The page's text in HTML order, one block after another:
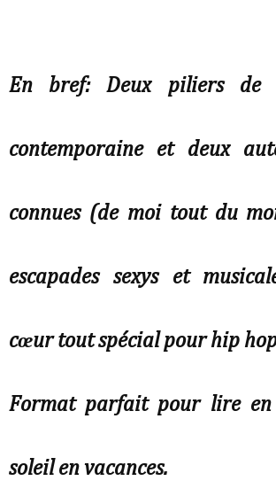
En bref: Deux piliers de
contemporaine et deux
connues (de moi tout du
escapades sexys et
cœur tout spécial pour hip
Format parfait pour lire
soleil en vacances.